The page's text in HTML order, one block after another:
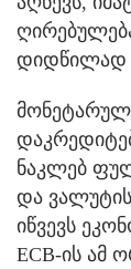
დიდწილად
ნაკლებ
და
იწვევს
ECB-ის ამ